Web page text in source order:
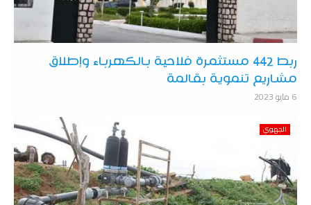
ربط 442 مستثمرة فلاحية بالكهرباء وإطلاق
مشاريع تنموية بقالمة
6 مايو 2023
الجهوي